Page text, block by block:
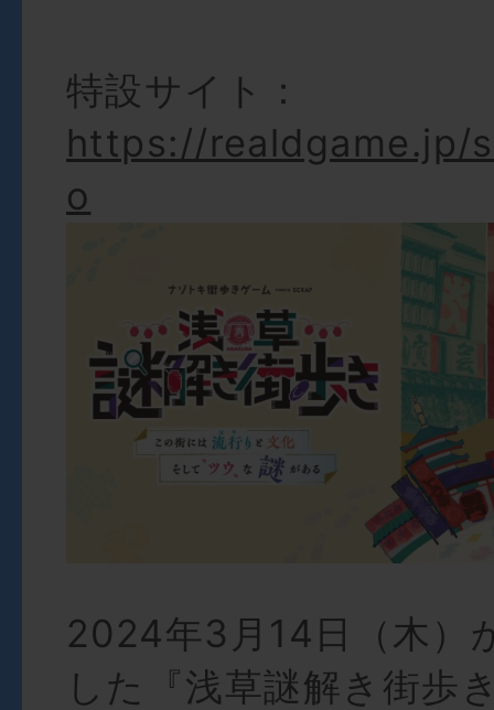
特設サイト：
https://realdgame.jp/
o
2024年3月14日（木）
した『浅草謎解き街歩